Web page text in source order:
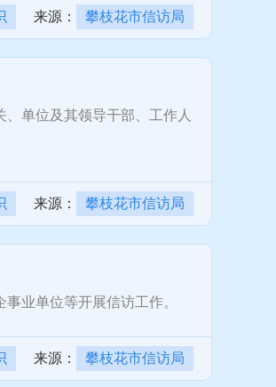
来源： 攀枝花市信访局
单位及其领导干部、工作人
来源： 攀枝花市信访局
业单位等开展信访工作。
来源： 攀枝花市信访局